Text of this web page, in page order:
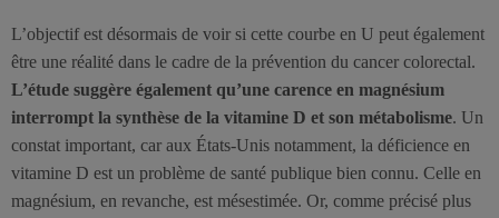
L’objectif est désormais de voir si cette courbe en U peut également
être une réalité dans le cadre de la prévention du cancer colorectal.
L’étude suggère également qu’une carence en magnésium
interrompt la synthèse de la vitamine D et son métabolisme. Un
constat important, car aux États-Unis notamment, la déficience en
vitamine D est un problème de santé publique bien connu. Celle en
magnésium, en revanche, est mésestimée. Or, comme précisé plus